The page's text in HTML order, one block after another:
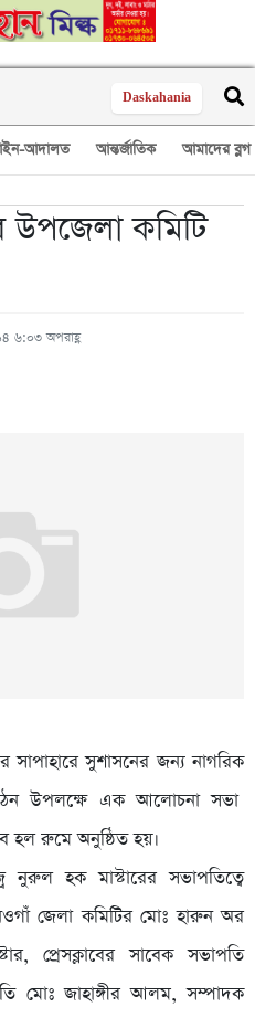
Daskahania
আদালত আন্তর্জাতিক আমাদের ব্লগ
উপজেলা কমিটি
৬:০৩ অপরাহ্ণ
সাপাহারে সুশাসনের জন্য নাগরিক
উপলক্ষে এক আলোচনা সভা
হল রুমে অনুষ্ঠিত হয়।
হক মাস্টারের সভাপতিত্বে
জেলা কমিটির মোঃ হারুন অর
প্রেসক্লাবের সাবেক সভাপতি
মোঃ জাহাঙ্গীর আলম, সম্পাদক